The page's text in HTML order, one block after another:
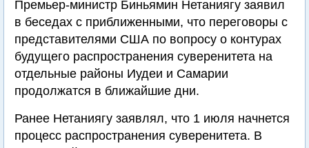
Премьер-министр Биньямин Нетаниягу заявил
в беседах с приближенными, что переговоры с
представителями США по вопросу о контурах
будущего распространения суверенитета на
отдельные районы Иудеи и Самарии
продолжатся в ближайшие дни.
Ранее Нетаниягу заявлял, что 1 июля начнется
процесс распространения суверенитета. В